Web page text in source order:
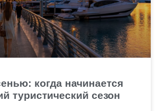
когда начинается
туристический сезон